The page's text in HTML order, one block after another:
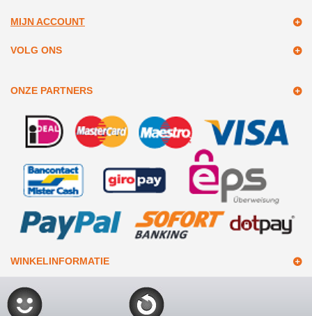
MIJN ACCOUNT
VOLG ONS
ONZE PARTNERS
WINKELINFORMATIE